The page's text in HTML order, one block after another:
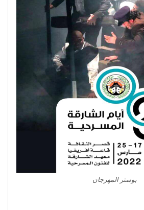
بوستر المهرجان